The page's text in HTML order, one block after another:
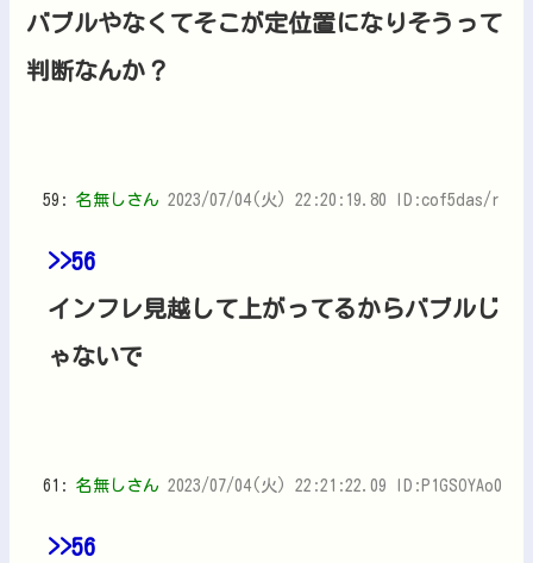
バブルやなくてそこが定位置になりそうって
判断なんか？
59: 名無しさん 2023/07/04(火) 22:20:19.80 ID:cof5das/r
>>56
インフレ見越して上がってるからバブルじ
ゃないで
61: 名無しさん 2023/07/04(火) 22:21:22.09 ID:P1GSOYAo0
>>56